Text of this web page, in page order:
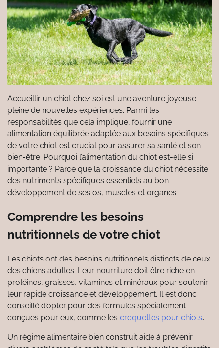
Accueillir un chiot chez soi est une aventure joyeuse
pleine de nouvelles expériences. Parmi les
responsabilités que cela implique, fournir une
alimentation équilibrée adaptée aux besoins spécifiques
de votre chiot est crucial pour assurer sa santé et son
bien-être. Pourquoi l’alimentation du chiot est-elle si
importante ? Parce que la croissance du chiot nécessite
des nutriments spécifiques essentiels au bon
développement de ses os, muscles et organes.
Comprendre les besoins
nutritionnels de votre chiot
Les chiots ont des besoins nutritionnels distincts de ceux
des chiens adultes. Leur nourriture doit être riche en
protéines, graisses, vitamines et minéraux pour soutenir
leur rapide croissance et développement. Il est donc
conseillé d’opter pour des formules spécialement
conçues pour eux, comme les croquettes pour chiots.
Un régime alimentaire bien construit aide à prévenir